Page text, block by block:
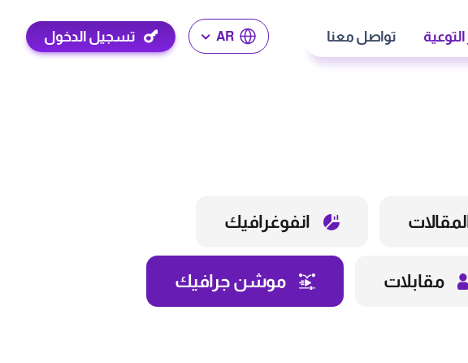
تواصل معنا AR تسجيل الدخول
انفوغرافيك
مقابلات موشن جرافيك